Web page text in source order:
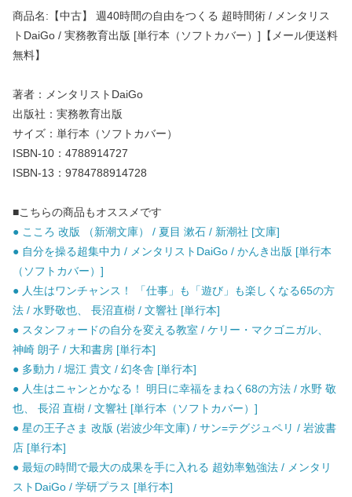
商品名:【中古】 週40時間の自由をつくる 超時間術 / メンタリス
トDaiGo / 実務教育出版 [単行本（ソフトカバー）]【メール便送料
無料】
著者：メンタリストDaiGo
出版社：実務教育出版
サイズ：単行本（ソフトカバー）
ISBN-10：4788914727
ISBN-13：9784788914728
■こちらの商品もオススメです
● こころ 改版 （新潮文庫） / 夏目 漱石 / 新潮社 [文庫]
● 自分を操る超集中力 / メンタリストDaiGo / かんき出版 [単行本
（ソフトカバー）]
● 人生はワンチャンス！ 「仕事」も「遊び」も楽しくなる65の方
法 / 水野敬也、 長沼直樹 / 文響社 [単行本]
● スタンフォードの自分を変える教室 / ケリー・マクゴニガル、
神崎 朗子 / 大和書房 [単行本]
● 多動力 / 堀江 貴文 / 幻冬舎 [単行本]
● 人生はニャンとかなる！ 明日に幸福をまねく68の方法 / 水野 敬
也、 長沼 直樹 / 文響社 [単行本（ソフトカバー）]
● 星の王子さま 改版 (岩波少年文庫) / サン=テグジュペリ / 岩波書
店 [単行本]
● 最短の時間で最大の成果を手に入れる 超効率勉強法 / メンタリ
ストDaiGo / 学研プラス [単行本]